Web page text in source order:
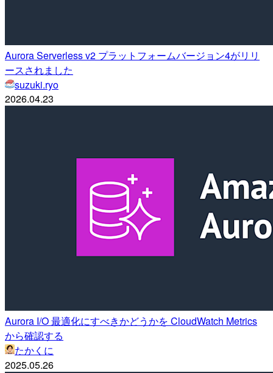
Aurora Serverless v2 プラットフォームバージョン4がリリ
ースされました
suzuki.ryo
2026.04.23
Aurora I/O 最適化にすべきかどうかを CloudWatch Metrics
から確認する
たかくに
2025.05.26